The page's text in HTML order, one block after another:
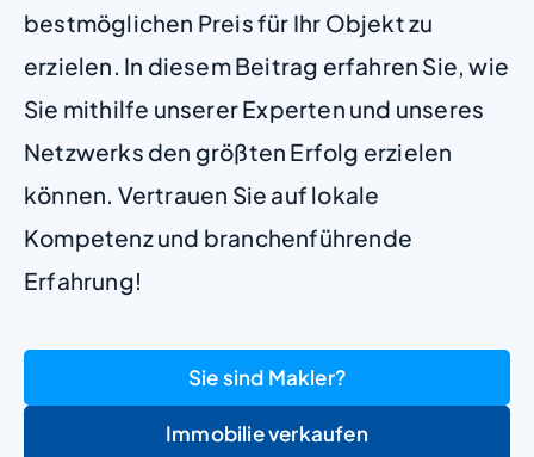
bestmöglichen Preis für Ihr Objekt zu
erzielen. In diesem Beitrag erfahren Sie, wie
Sie mithilfe unserer Experten und unseres
Netzwerks den größten Erfolg erzielen
können. Vertrauen Sie auf lokale
Kompetenz und branchenführende
Erfahrung!
Sie sind Makler?
Immobilie verkaufen